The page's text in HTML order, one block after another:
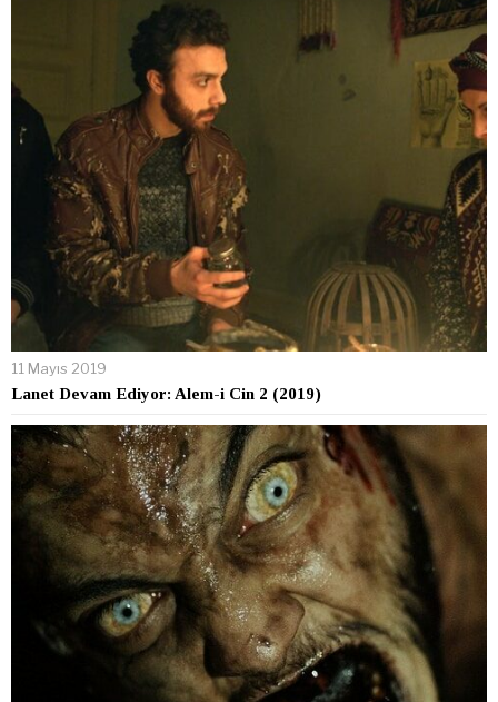
11 Mayıs 2019
Lanet Devam Ediyor: Alem-i Cin 2 (2019)